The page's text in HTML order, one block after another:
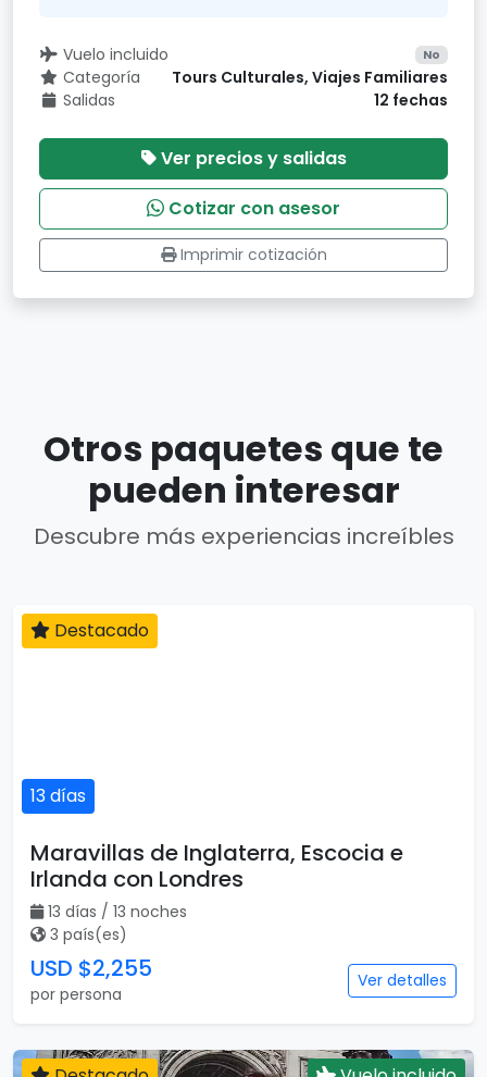
Vuelo incluido No
Categoría
Tours Culturales, Viajes Familiares
Salidas
12 fechas
Ver precios y salidas
Cotizar con asesor
Imprimir cotización
Otros paquetes que te
pueden interesar
Descubre más experiencias increíbles
13 días
Destacado
Maravillas de Inglaterra, Escocia e
Irlanda con Londres
13 días / 13 noches
3 país(es)
USD $2,255
por persona
Ver detalles